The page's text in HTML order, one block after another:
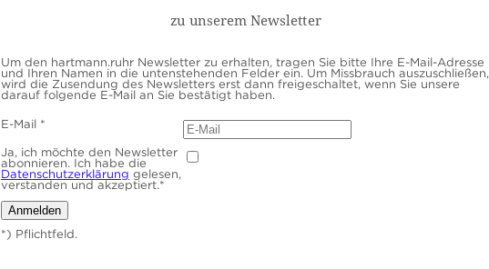
Um den hartmann.ruhr Newsletter zu erhalten, tragen Sie bitte Ihre E-Mail-Adresse
und Ihren Namen in die untenstehenden Felder ein. Um Missbrauch auszuschließen,
wird die Zusendung des Newsletters erst dann freigeschaltet, wenn Sie unsere
darauf folgende E-Mail an Sie bestätigt haben.
E-Mail *
Ja, ich möchte den Newsletter
abonnieren. Ich habe die
Datenschutzerklärung gelesen,
verstanden und akzeptiert.*
*) Pflichtfeld.